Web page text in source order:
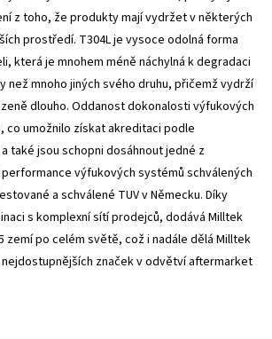
z toho, že produkty mají vydržet v některých
prostředí. T304L je vysoce odolná forma
která je mnohem méně náchylná k degradaci
než mnoho jiných svého druhu, přičemž vydrží
dlouho. Oddanost dokonalosti výfukových
co umožnilo získat akreditaci podle
a také jsou schopni dosáhnout jedné z
výfukových systémů schválených
a schválené TUV v Německu. Díky
s komplexní sítí prodejců, dodává Milltek
zemí po celém světě, což i nadále dělá Milltek
značek v odvětví aftermarket